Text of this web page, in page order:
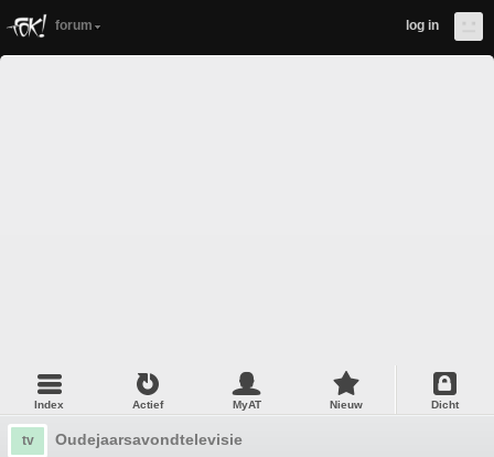
forum log in
Index Actief MyAT Nieuw Dicht
tv Oudejaarsavondtelevisie